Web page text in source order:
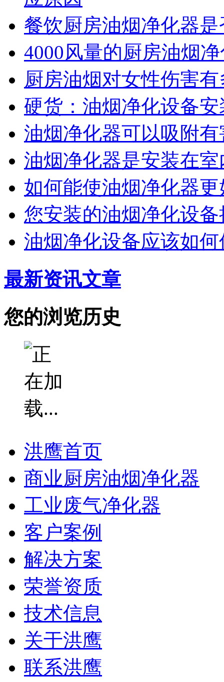
餐饮厨房油烟净化器
4000风量的厨房油烟
厨房油烟对女性伤害
硬货：油烟净化设备
油烟净化器可以吸附
油烟净化器是安装在
如何能使油烟净化器更
您安装的油烟净化设
油烟净化设备应该如
最新资讯文章
您的浏览历史
洪鹰首页
商业厨房油烟净化器
工业废气净化器
客户案例
解决方案
荣誉资质
技术信息
关于洪鹰
联系洪鹰